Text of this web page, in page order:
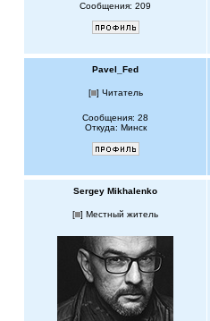
Сообщения: 209
Pavel_Fed
[ ] Читатель
Сообщения: 28
Откуда: Минск
Sergey Mikhalenko
[ ] Местный житель